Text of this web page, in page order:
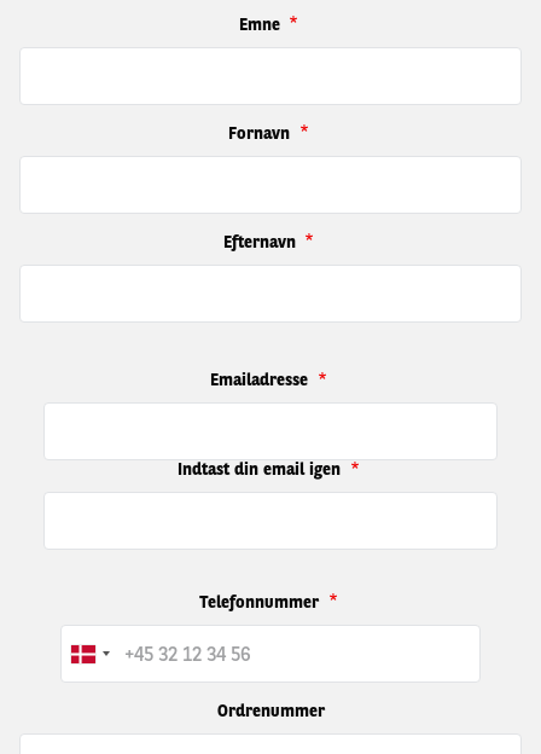
Emne
Fornavn
Efternavn
Emailadresse
Indtast din email igen
Telefonnummer
Ordrenummer